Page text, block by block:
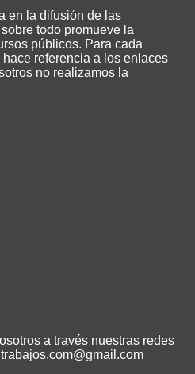
a través nuestras redes
en la difusión de las
todo promueve la
públicos. Para cada
referencia a los enlaces
no realizamos la